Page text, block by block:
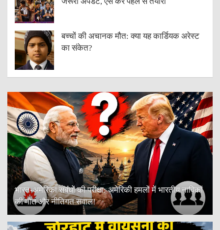
बच्चों की अचानक मौत: क्या यह कार्डियक अरेस्ट
का संकेत?
भारत-अमेरिका संबंधों की परीक्षा: अमेरिकी हमलों में भारतीय नाविकों
की मौत और नीतिगत सवाल!